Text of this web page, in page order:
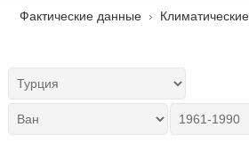
Фактические данные